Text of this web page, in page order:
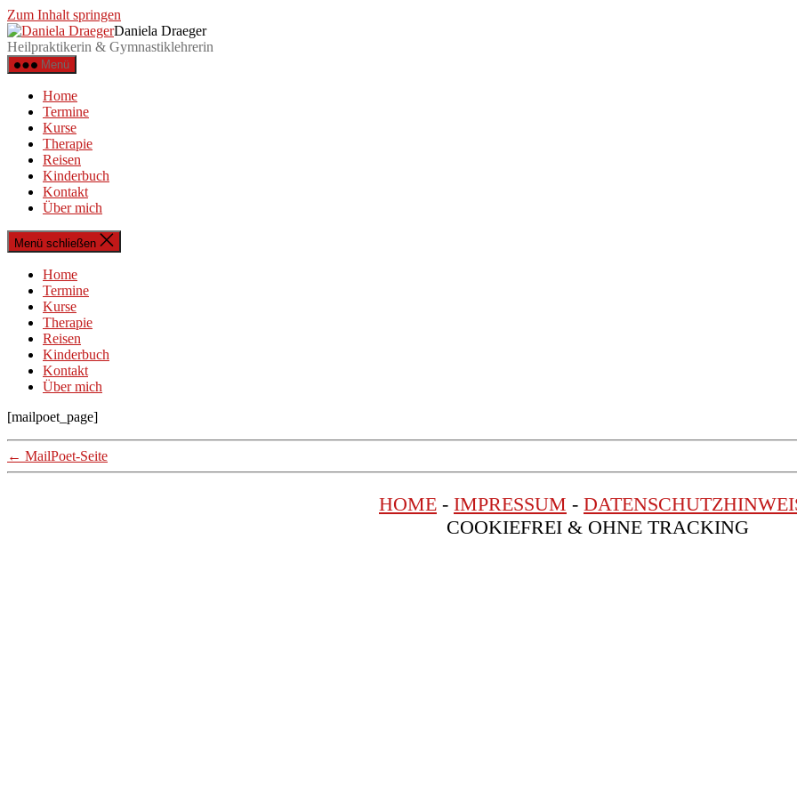
Zum Inhalt springen
Daniela Draeger
Heilpraktikerin & Gymnastiklehrerin
Menü
Home
Termine
Kurse
Therapie
Reisen
Kinderbuch
Kontakt
Über mich
Menü schließen
Home
Termine
Kurse
Therapie
Reisen
Kinderbuch
Kontakt
Über mich
[mailpoet_page]
← MailPoet-Seite
HOME - IMPRESSUM -
COOKIEFREI & OHNE TRACKING